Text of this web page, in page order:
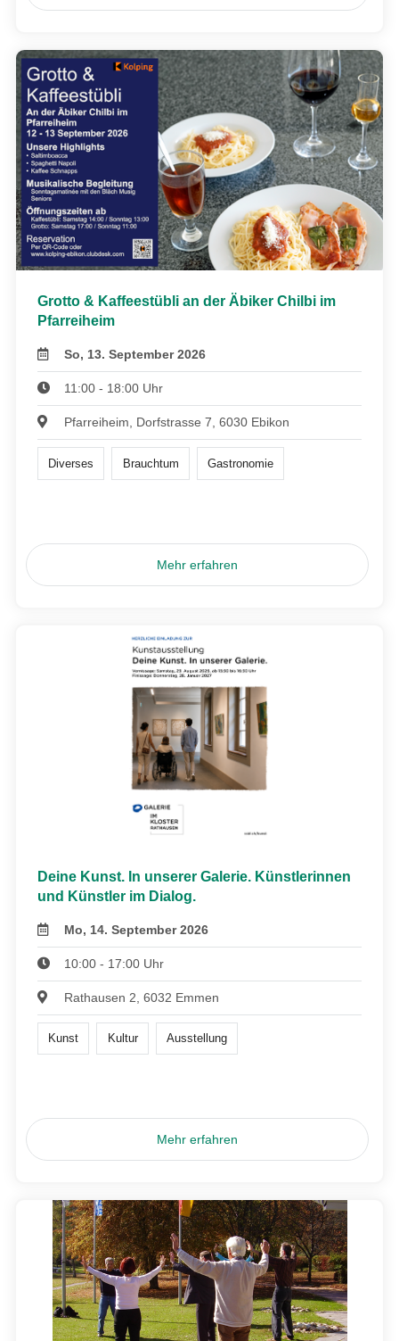
Grotto & Kaffeestübli an der Äbiker Chilbi im
Pfarreiheim
So, 13. September 2026
11:00 - 18:00 Uhr
Pfarreiheim, Dorfstrasse 7, 6030 Ebikon
Diverses Brauchtum Gastronomie
Mehr erfahren
Deine Kunst. In unserer Galerie. Künstlerinnen
und Künstler im Dialog.
Mo, 14. September 2026
10:00 - 17:00 Uhr
Rathausen 2, 6032 Emmen
Kunst Kultur Ausstellung
Mehr erfahren